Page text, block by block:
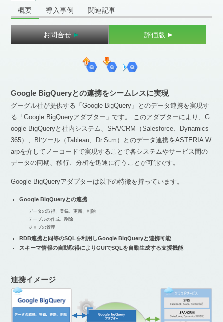
概要 導入事例 関連記事
お問合せ 評価版
Google BigQueryとの連携をシームレスに実現
グーグル社が提供する「Google BigQuery」とのデータ連携を実現す
る「Google BigQueryアダプター」です。 このアダプターにより、G
oogle BigQueryと社内システム、SFA/CRM（Salesforce、Dynamics
365）、BIツール（Tableau、Dr.Sum）とのデータ連携をASTERIA W
arpを介してノーコードで実現することで各システムやサービス間の
データの同期、移行、分析を迅速に行うことが可能です。
Google BigQueryアダプターは以下の特徴を持っています。
Google BigQueryとの連携
データの取得、登録、更新、削除
テーブルの作成、削除
ジョブの管理
RDB連携と同等のSQLを利用しGoogle BigQueryと連携可能
スキーマ情報の自動取得によりGUIでSQLを自動生成する支援機能
連携イメージ